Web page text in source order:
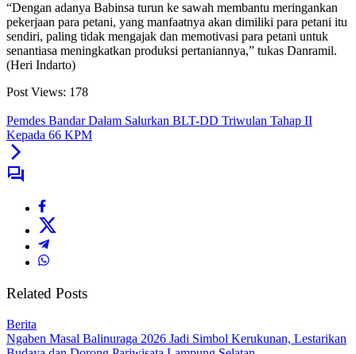
“Dengan adanya Babinsa turun ke sawah membantu meringankan
pekerjaan para petani, yang manfaatnya akan dimiliki para petani itu
sendiri, paling tidak mengajak dan memotivasi para petani untuk
senantiasa meningkatkan produksi pertaniannya,” tukas Danramil.
(Heri Indarto)
Post Views: 178
Pemdes Bandar Dalam Salurkan BLT-DD Triwulan Tahap II
Kepada 66 KPM
Related Posts
Berita
Ngaben Masal Balinuraga 2026 Jadi Simbol Kerukunan, Lestarikan